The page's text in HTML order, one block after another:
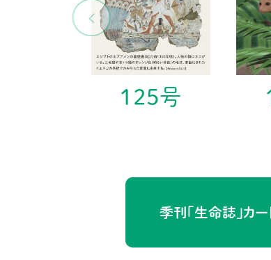
125号
季刊「生命誌」カー